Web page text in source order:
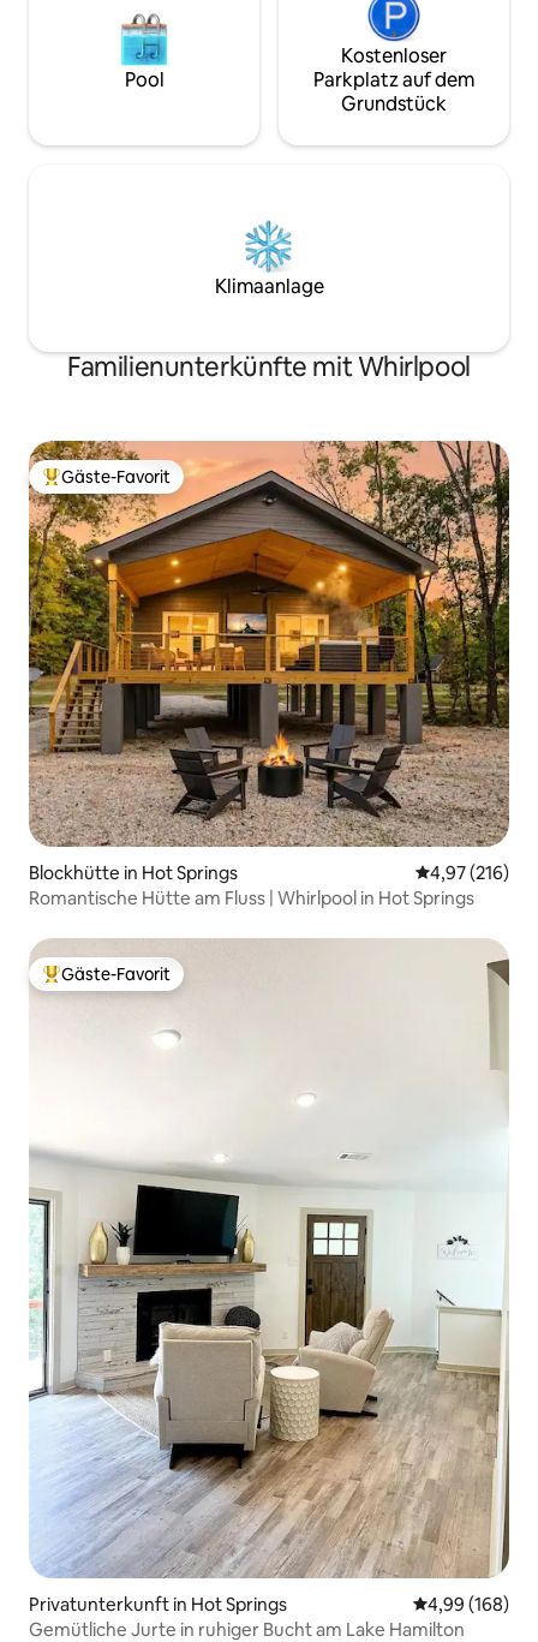
Pool
Kostenloser
Parkplatz auf dem
Grundstück
Klimaanlage
Familienunterkünfte mit Whirlpool
Beliebter Gäste-Favorit.
Gäste-Favorit
Blockhütte in Hot Springs
4,97 (216)
Romantische Hütte am Fluss | Whirlpool in Hot Springs
Beliebter Gäste-Favorit.
Gäste-Favorit
Privatunterkunft in Hot Springs
4,99 (168)
Gemütliche Jurte in ruhiger Bucht am Lake Hamilton